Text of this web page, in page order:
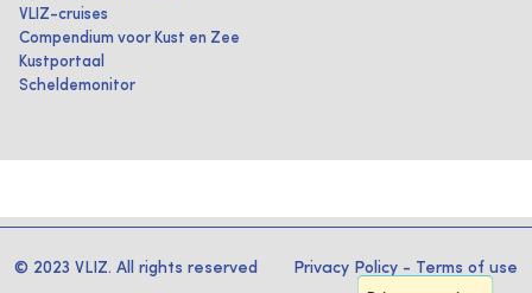
VLIZ-cruises
Compendium voor Kust en Zee
Kustportaal
Scheldemonitor
© 2023 VLIZ. All rights reserved Privacy Policy - Terms of use